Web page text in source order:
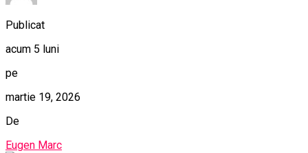
Publicat
acum 5 luni
pe
martie 19, 2026
De
Eugen Marc